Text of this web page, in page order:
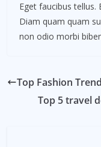
Eget faucibus
Diam quam quam
non odio morbi
Top Fashion
Top 5 travel